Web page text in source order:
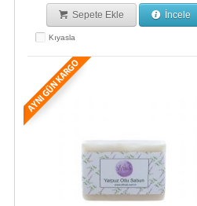
Sepete Ekle İncele
Kıyasla